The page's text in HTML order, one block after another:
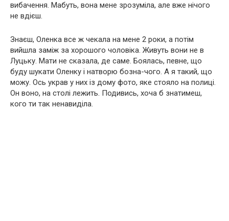
вибачення. Мабуть, вона мене зрозуміла, але вже нічого
не вдієш.
Знаєш, Оленка все ж чекала на мене 2 роки, а потім
вийшла заміж за хорошого чоловіка. Живуть вони не в
Луцьку. Мати не сказала, де саме. Боялась, певне, що
буду шукати Оленку і натворю бозна-чого. А я такий, що
можу. Ось украв у них із дому фото, яке стояло на полиці.
Он воно, на столі лежить. Подивись, хоча б знатимеш,
кого ти так ненавиділа.